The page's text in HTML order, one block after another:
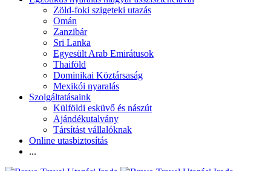
Zöld-foki szigeteki utazás
Omán
Zanzibár
Sri Lanka
Egyesült Arab Emirátusok
Thaiföld
Dominikai Köztársaság
Mexikói nyaralás
Szolgáltatásaink
Külföldi esküvő és nászút
Ajándékutalvány
Társítást vállalóknak
Online utasbiztosítás
...